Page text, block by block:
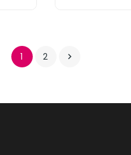
1 2 